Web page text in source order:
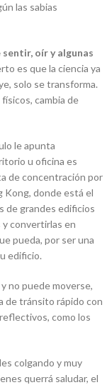
las sabias
sentir, oír y algunas
es que la ciencia ya
solo se transforma.
cambia de
le apunta
u oficina es
de concentración por
Kong, donde está el
de grandes edificios
convertirlas en
pueda, por ser una
edificio.
no puede moverse,
de tránsito rápido con
como los
colgando y muy
querrá saludar, el